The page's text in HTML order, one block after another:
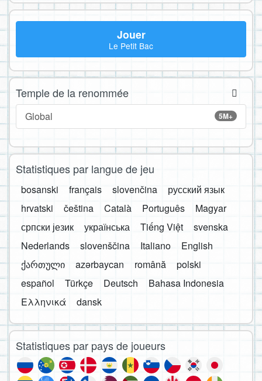
Jouer
Le Petit Bac
Temple de la renommée
5M+
Global
Statistiques par langue de jeu
bosanski français slovenčina
русский язык
hrvatski
čeština Català Português
Magyar
српски језик
українська Tiếng Việt
svenska
Nederlands
slovenščina Italiano
English
ქართული
azərbaycan română
polski
español
Türkçe Deutsch
Bahasa Indonesia
Ελληνικά
dansk
Statistiques par pays de joueurs